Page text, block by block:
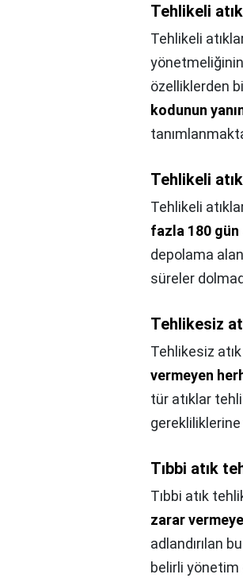
Tehlikeli
Tehlikeli
özelliklerden
kodunun
Tehlikeli
Tehlikeli
fazla 180
depolama
süreler
Tehlikesiz
Tehlikesiz
vermeyen
tür atıklar
Tıbbi atık
Tıbbi atık
zarar
adlandırılan
belirli yönetim